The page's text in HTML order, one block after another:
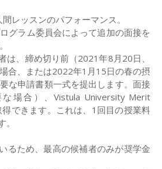
レッスンのパフォーマンス。
グラム委員会によって追加の面接を
は、締め切り前（2021年8月20日、
合、または2022年1月15日の春の摂
な申請書類一式を提出します。面接
場合）、Vistula University Merit
できます。これは、1回目の授業料
るため、最高の候補者のみが奨学金